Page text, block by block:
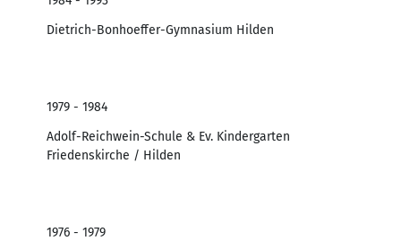
Dietrich-Bonhoeffer-Gymnasium Hilden
1979 - 1984
Adolf-Reichwein-Schule & Ev. Kindergarten
Friedenskirche / Hilden
1976 - 1979